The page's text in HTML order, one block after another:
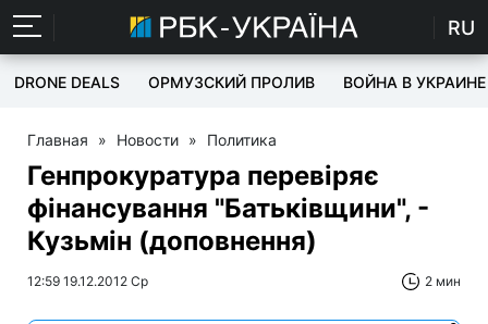
RU
DRONE DEALS ОРМУЗСКИЙ ПРОЛИВ ВОЙНА В УКРАИНЕ
Главная » Новости » Политика
Генпрокуратура перевіряє
фінансування "Батьківщини", -
Кузьмін (доповнення)
12:59 19.12.2012 Ср 2 мин